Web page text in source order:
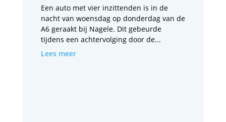
Een auto met vier inzittenden is in de
nacht van woensdag op donderdag van de
A6 geraakt bij Nagele. Dit gebeurde
tijdens een achtervolging door de...
Lees meer